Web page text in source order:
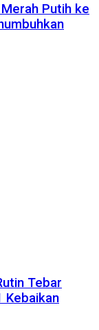
Putih ke
Tebar
Kebaikan